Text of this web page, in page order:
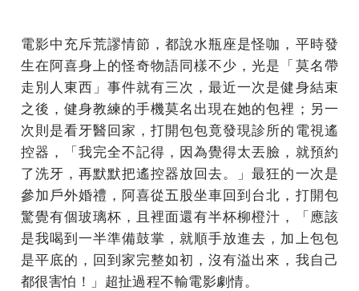
電影中充斥荒謬情節，都說水瓶座是怪咖，平時發
生在阿喜身上的怪奇物語同樣不少，光是「莫名帶
走別人東西」事件就有三次，最近一次是健身結束
之後，健身教練的手機莫名出現在她的包裡；另一
次則是看牙醫回家，打開包包竟發現診所的電視遙
控器，「我完全不記得，因為覺得太丟臉，就預約
了洗牙，再默默把遙控器放回去。」最狂的一次是
參加戶外婚禮，阿喜從五股坐車回到台北，打開包
驚覺有個玻璃杯，且裡面還有半杯柳橙汁，「應該
是我喝到一半準備鼓掌，就順手放進去，加上包包
是平底的，回到家完整如初，沒有溢出來，我自己
都很害怕！」超扯過程不輸電影劇情。